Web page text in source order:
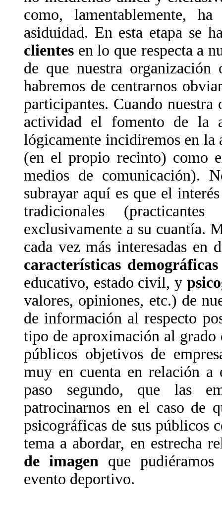
como, lamentablemente,
asiduidad. En esta etapa se
clientes en lo que respecta a
de que nuestra organización
habremos de centrarnos
participantes. Cuando
actividad el fomento de la
lógicamente incidiremos en la
(en el propio recinto) como
medios de comunicación).
subrayar aquí es que el
tradicionales
exclusivamente a su cuantía.
cada vez más interesadas en
características demográficas
educativo, estado civil, y
valores, opiniones, etc.) de
de información al respecto
tipo de aproximación al grado
públicos objetivos de
muy en cuenta en relación a
paso segundo, que las
patrocinarnos en el caso de
psicográficas de sus públicos
tema a abordar, en estrecha
de imagenque pudiéramos
evento deportivo.